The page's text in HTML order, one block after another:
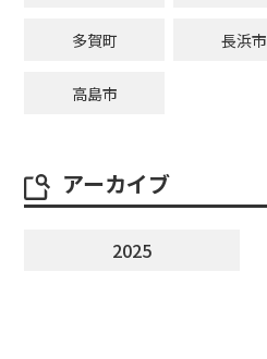
多賀町 長浜市
高島市
アーカイブ
2025